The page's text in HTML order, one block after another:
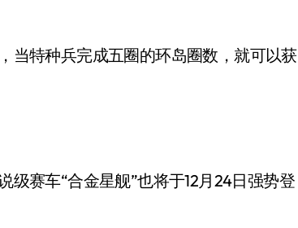
当特种兵完成五圈的环岛圈数，就可以获
赛车“合金星舰”也将于12月24日强势登